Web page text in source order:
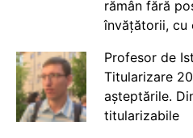
rămân fără
învățătorii, cu
Profesor de
Titularizare
așteptările.
titularizabile